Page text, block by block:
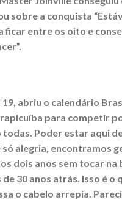
sobre a conquista
ficar entre os oito e
abriu o calendário
para competir
todas. Poder estar aqui
alegria, encontramos
dois anos sem tocar na
30 anos atrás. Isso é o
o cabelo arrepia.